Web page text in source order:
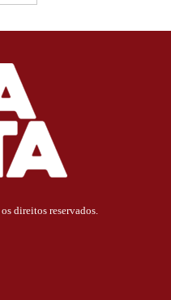
direitos reservados.